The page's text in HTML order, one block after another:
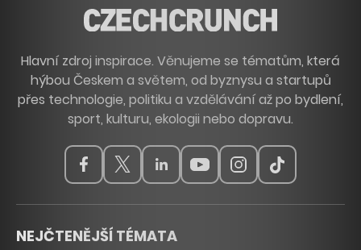
Hlavní zdroj inspirace. Věnujeme se tématům, která
hýbou Českem a světem, od byznysu a startupů
přes technologie, politiku a vzdělávání až po bydlení,
sport, kulturu, ekologii nebo dopravu.
NEJČTENĚJŠÍ TÉMATA